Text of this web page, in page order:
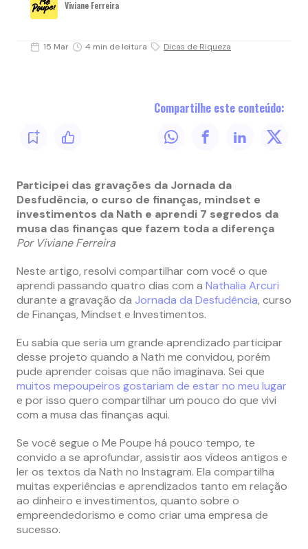
Viviane Ferreira
15 Mar 4 min de leitura Dicas de Riqueza
Compartilhe este conteúdo:
Participei das gravações da Jornada da
Desfudência, o curso de finanças, mindset e
investimentos da Nath e aprendi 7 segredos da
musa das finanças que fazem toda a diferença
Por Viviane Ferreira
Neste artigo, resolvi compartilhar com você o que
aprendi passando quatro dias com a Nathalia Arcuri
durante a gravação da Jornada da Desfudência, curso
de Finanças, Mindset e Investimentos.
Eu sabia que seria um grande aprendizado participar
desse projeto quando a Nath me convidou, porém
pude aprender coisas que não imaginava. Sei que
muitos mepoupeiros gostariam de estar no meu lugar
e por isso quero compartilhar um pouco do que vivi
com a musa das finanças aqui.
Se você segue o Me Poupe há pouco tempo, te
convido a se aprofundar, assistir aos vídeos antigos e
ler os textos da Nath no Instagram. Ela compartilha
muitas experiências e aprendizados tanto em relação
ao dinheiro e investimentos, quanto sobre o
empreendedorismo e como criar uma empresa de
sucesso.